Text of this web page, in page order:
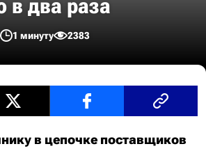
в два раза
1 минуту 2383
в цепочке поставщиков